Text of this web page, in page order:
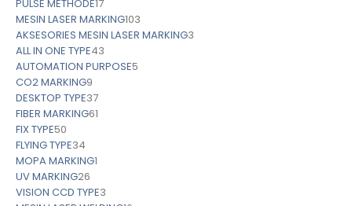
PULSE METHODE17
MESIN LASER MARKING103
AKSESORIES MESIN LASER MARKING3
ALL IN ONE TYPE43
AUTOMATION PURPOSE5
CO2 MARKING9
DESKTOP TYPE37
FIBER MARKING61
FIX TYPE50
FLYING TYPE34
MOPA MARKING1
UV MARKING26
VISION CCD TYPE3